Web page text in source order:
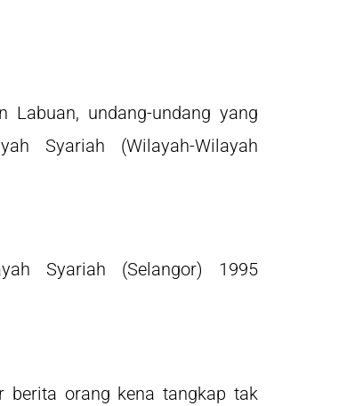
undang-undang yang
Syariah (Wilayah-Wilayah
Syariah (Selangor) 1995
berita orang kena tangkap tak